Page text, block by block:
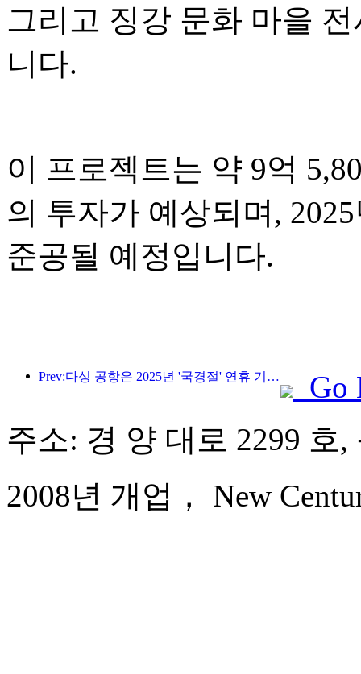
그리고 징강 문화 마을
니다.
이 프로젝트는 약 9억
의 투자가 예상되며,
준공될 예정입니다.
Prev:다싱 공항은 2025년 '국경절' 연휴 기간 동안 130만 명 이상의 승객을 수송할 예정입니다.
Go
주소: 경 양 대로 2299 호
2008년 개업， New